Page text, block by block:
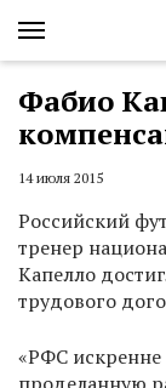
Фабио
14 июля 2015
Российский
тренер
Капелло
трудового
«РФС искренне